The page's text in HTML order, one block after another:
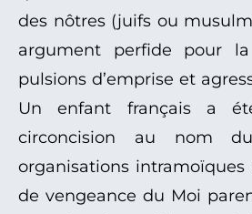
des nôtres (juifs ou
argument perfide pour
pulsions d’emprise et
Un enfant français a
circoncision au nom
organisations
de vengeance du Moi